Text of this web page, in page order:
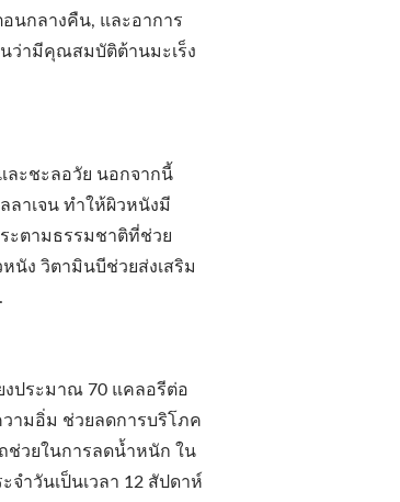
นกลางคืน, และอาการ
ว่ามีคุณสมบัติต้านมะเร็ง
ละชะลอวัย นอกจากนี้
ลาเจน ทำให้ผิวหนังมี
ะตามธรรมชาติที่ช่วย
นัง วิตามินบีช่วยส่งเสริม
งประมาณ 70 แคลอรีต่อ
ามอิ่ม ช่วยลดการบริโภค
ช่วยในการลดน้ำหนัก ใน
จำวันเป็นเวลา 12 สัปดาห์